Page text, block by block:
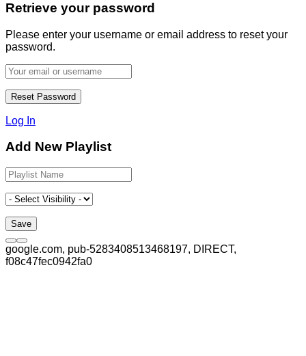
Retrieve your password
Please enter your username or email address to reset your
password.
Log In
Add New Playlist
google.com, pub-5283408513468197, DIRECT,
f08c47fec0942fa0